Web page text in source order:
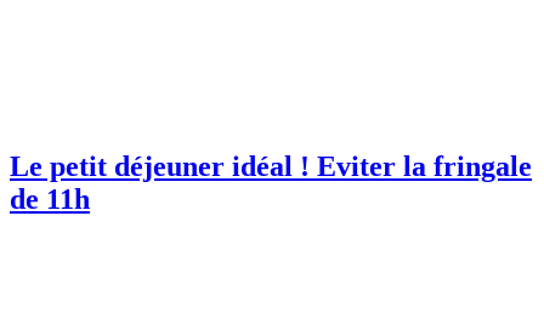
Le petit déjeuner idéal ! Eviter la fringale
de 11h